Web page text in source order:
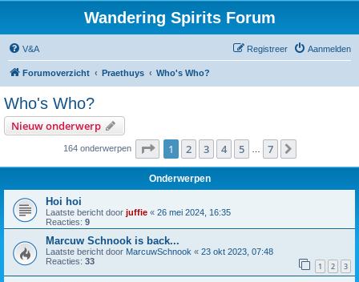
Wandering Spirits Forum
V&A Aanmelden
Registreer
Forumoverzicht Praethuys Who's Who?
Who's Who?
Nieuw onderwerp
164 onderwerpen Pagina van 7
1 2 3 4 5 7
Onderwerpen
Hoi hoi
Laatste bericht door juffie « 26 mei 2024, 16:35
Reacties: 9
Marcuw Schnook is back...
Laatste bericht door MarcuwSchnook « 23 okt 2023, 07:48
Reacties: 33 1 2 3